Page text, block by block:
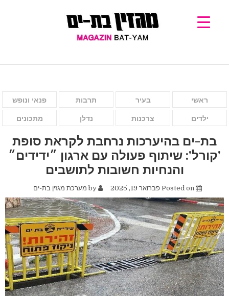
ראשי בעיר תרבות פנאי ונופש
ילדים צרכנות נדלן מתכונים
בת-ים בהיערכות נרחבת לקראת סופת
'קורל': שיתוף פעולה עם ארגון ״ידידים״
והנחיות חשובות לתושבים
פברואר 19, 2025 מערכת מגזין בת-ים